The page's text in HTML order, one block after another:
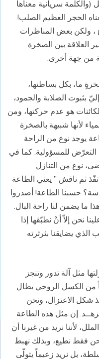
سريانية معناها
الحجر العظيم الصلب!
، ولكن بعض المناظرات
العلاقة بين الصخرة
من جهة أخرى.
ما، بكل بساطتها،
بثبوت الصلابة والجمود،
هو عدم حركتها، ومن
لأنها شبيهة بالصخرة
يوجد نوع من الراحة
التعرّض للمسؤولية. كما في
نوع من التنازل
ثم ناقش ” يعني الطاعة
حسبنا الطاعة! أصدروا
ما يضمن لنا راحة البال.
نحن إلاّ أنْ نطبّقها إذا
الذي يضايقنا بثرثرته
مثل آلة تدور وتنجز
من الكسل الروحي يطال
شكل الاعتزال، ونحن
إن مثل هذه الطاعة
لأننا نريد من غيرنا أن
فقط نطيع، وبذلك نهبط
بل نريد زعيماً يتولّى